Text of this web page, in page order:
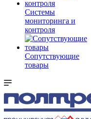
Системы
мониторинга и
контроля
Сопутствующие
товары